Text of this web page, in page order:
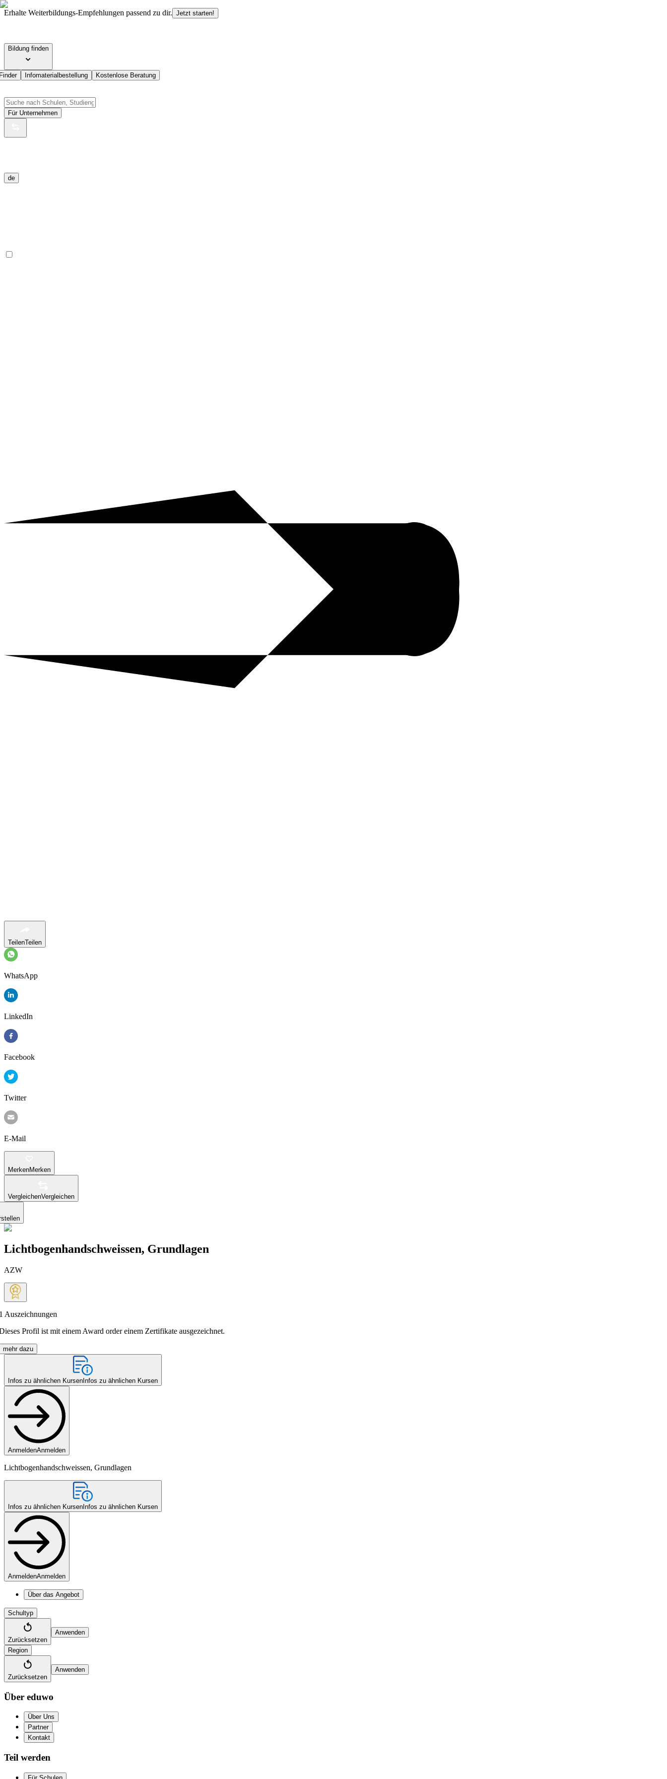
Erhalte Weiterbildungs-Empfehlungen passend zu dir. Jetzt starten!
Bildung finden
Infomaterialbestellung Kostenlose Beratung
Für Unternehmen
de
TeilenTeilen
WhatsApp
LinkedIn
Facebook
Twitter
E-Mail
MerkenMerken
VergleichenVergleichen
Lichtbogenhandschweissen, Grundlagen
AZW
Auszeichnungen
Profil ist mit einem Award order einem Zertifikate ausgezeichnet.
mehr dazu
Infos zu ähnlichen Kursen Infos zu ähnlichen Kursen
AnmeldenAnmelden
Lichtbogenhandschweissen, Grundlagen
Infos zu ähnlichen Kursen Infos zu ähnlichen Kursen
AnmeldenAnmelden
Über das Angebot
Schultyp
Zurücksetzen
Anwenden
Region
Zurücksetzen
Anwenden
Über eduwo
Über Uns
Partner
Kontakt
Teil werden